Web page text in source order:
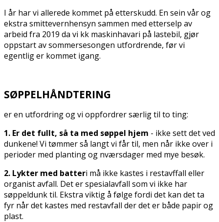
I år har vi allerede kommet på etterskudd. En sein vår og
ekstra smittevernhensyn sammen med etterselp av
arbeid fra 2019 da vi fikk maskinhavari på lastebil, gjør
oppstart av sommersesongen utfordrende, før vi
egentlig er kommet igang.
SØPPELHÅNDTERING
er en utfordring og vi oppfordrer særlig til to ting:
1. Er det fullt, så ta med søppel hjem - ikke sett det ved
dunkene! Vi tømmer så langt vi får til, men når ikke over i
perioder med planting og finværsdager med mye besøk.
2. Lykter med batteri må ikke kastes i restavffall eller
organist avfall. Det er spesialavfall som vi ikke har
søppeldunk til. Ekstra viktig å følge fordi det kan det ta
fyr når det kastes med restavfall der det er både papir og
plast.